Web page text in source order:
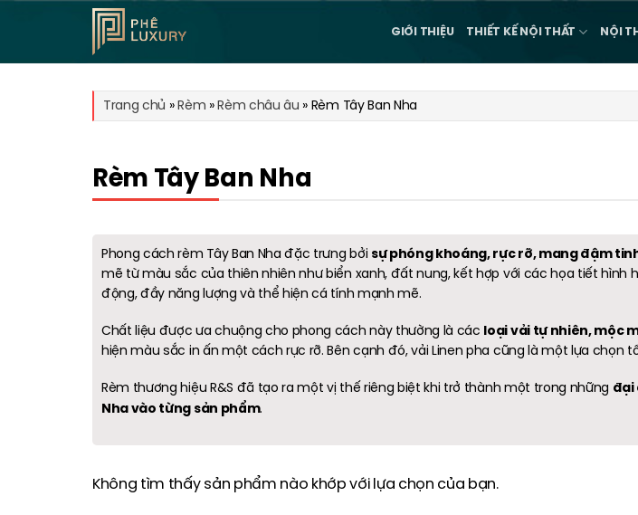
GIỚI THIỆU THIẾT KẾ NỘI THẤT NỘI
Trang chủ »Rèm »Rèm châu âu »Rèm Tây Ban Nha
Rèm Tây Ban Nha
Phong cách rèm Tây Ban Nha đặc trưng bởi sự phóng khoáng, rực rỡ, mang đậm
mẽ từ màu sắc của thiên nhiên như biển xanh, đất nung, kết hợp với các họa tiết
động, đầy năng lượng và thể hiện cá tính mạnh mẽ.
Chất liệu được ưa chuộng cho phong cách này thường là các loại vải tự nhiên, mộc
hiện màu sắc in ấn một cách rực rỡ. Bên cạnh đó, vải Linen pha cũng là một lựa
Rèm thương hiệu R&S đã tạo ra một vị thế riêng biệt khi trở thành một trong những đại
Nha vào từng sản phẩm.
Không tìm thấy sản phẩm nào khớp với lựa chọn của bạn.